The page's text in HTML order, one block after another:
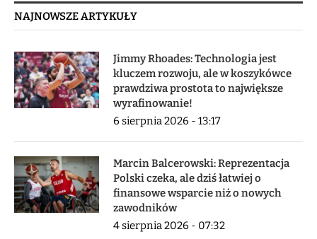
NAJNOWSZE ARTYKUŁY
Jimmy Rhoades: Technologia jest
kluczem rozwoju, ale w koszykówce
prawdziwa prostota to największe
wyrafinowanie!
6 sierpnia 2026 - 13:17
Marcin Balcerowski: Reprezentacja
Polski czeka, ale dziś łatwiej o
finansowe wsparcie niż o nowych
zawodników
4 sierpnia 2026 - 07:32